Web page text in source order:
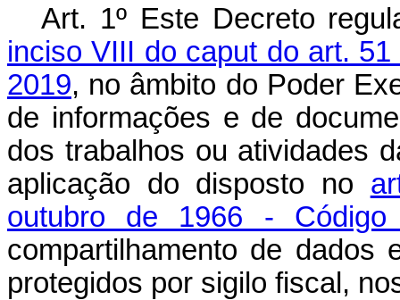
Art. 1º Este Decreto
inciso VIII do caput do art.
2019, no âmbito do Poder
de informações e de
dos trabalhos ou atividades
aplicação do disposto no
outubro de 1966 - Código
compartilhamento de dados
protegidos por sigilo fiscal,